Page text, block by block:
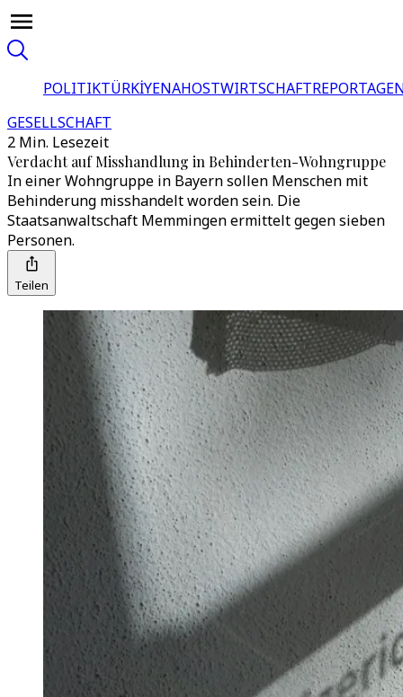
POLITIKTÜRKİYENAHOSTWIRTSCHAFT
GESELLSCHAFT
2 Min. Lesezeit
Verdacht auf Misshandlung in Behinderten-Wohngruppe
In einer Wohngruppe in Bayern sollen Menschen mit
Behinderung misshandelt worden sein. Die
Staatsanwaltschaft Memmingen ermittelt gegen sieben
Personen.
Teilen